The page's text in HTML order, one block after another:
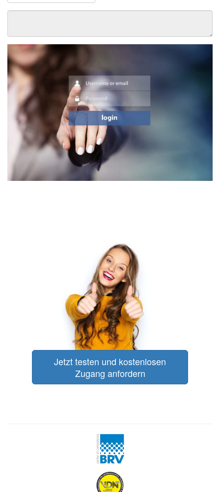
Jetzt testen und kostenlosen
Zugang anfordern